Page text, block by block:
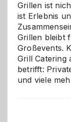
Grillen ist
ist Erlebnis
Grillen bleibt
Großevents.
Grill Catering
betrifft:
und viele